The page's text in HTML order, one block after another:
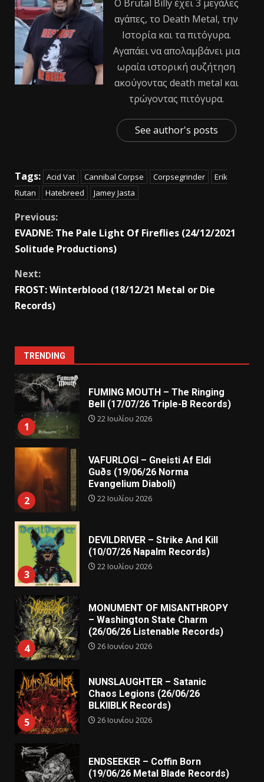
Ο Βrutal Βilly έχει 3 μεγάλες
αγάπες, το Death Metal, την
Ιστορία και τα πιτόγυρα.
Αγαπάει να απολαμβάνει μια
ωραία ιστορική συζήτηση
ακούγοντας death metal και
τρώγοντας πιτόγυρα.
See author's posts
Tags: Acid Vat Cannibal Corpse Corpsegrinder
Erik
Rutan
Hatebreed Jamey Jasta
Previous:
EVADNE: The Pale Light Of Fireflies (24/12/2021
Solitude Productions)
Next:
FROST: Winterblood (18/12/21 Metal or Die
Records)
TRENDING
1
FUMING MOUTH – The Ringing
Bell (17/07/26 Triple-B Records)
22 Ιουλίου 2026
2
VAFURLOGI – Gneisti Af Eldi
Guðs (19/06/26 Norma
Evangelium Diaboli)
22 Ιουλίου 2026
3
DEVILDRIVER – Strike And Kill
(10/07/26 Napalm Records)
22 Ιουλίου 2026
4
MONUMENT OF MISANTHROPY
– Washington State Charm
(26/06/26 Listenable Records)
26 Ιουνίου 2026
5
NUNSLAUGHTER – Satanic
Chaos Legions (26/06/26
BLKIIBLK Records)
26 Ιουνίου 2026
ENDSEEKER – Coffin Born
(19/06/26 Metal Blade Records)